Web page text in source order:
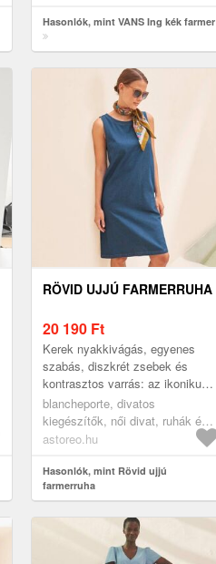
Hasonlók, mint VANS Ing kék farmer
RÖVID UJJÚ FARMERRUHA
20 190 Ft
Kerek nyakkivágás, egyenes
szabás, diszkrét zsebek és
kontrasztos varrás: az ikonikus
ujjatlan ruha farmer változatban
is kapható. Ujjatlan. Egyene...
blancheporte, divatos
kiegészítők, női divat, ruhák és
szoknyák, ruhák, farmer ruhák
astoreo.hu
Hasonlók, mint Rövid ujjú
farmerruha